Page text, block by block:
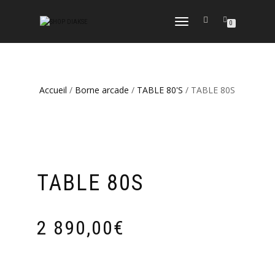
DÉPLIER
NAVIGATION
0
Accueil / Borne arcade / TABLE 80'S / TABLE 80S
TABLE 80S
2 890,00€